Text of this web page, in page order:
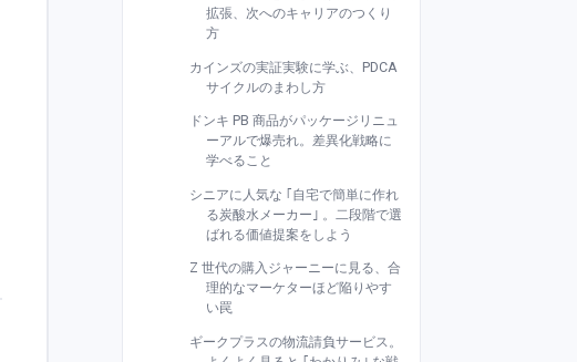
拡張、次へのキャリアのつくり
方
カインズの実証実験に学ぶ、PDCA
サイクルのまわし方
ドンキ PB 商品がパッケージリニュ
ーアルで爆売れ。差異化戦略に
学べること
シニアに人気な ｢自宅で簡単に作れ
る炭酸水メーカー｣ 。二段階で選
ばれる価値提案をしよう
Z 世代の購入ジャーニーに見る、合
理的なマーケターほど陥りやす
い罠
ギークプラスの物流請負サービス。